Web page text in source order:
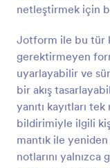
netleştirmek için
Jotform ile bu tür
gerektirmeyen
uyarlayabilir ve
bir akış
yanıtı kayıtları
bildirimiyle ilgili
mantık ile
notlarını
Yangın
güvenliği